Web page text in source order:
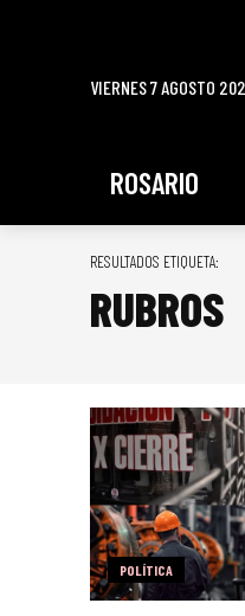
VIERNES 7 AGOSTO
ROSARIO
RESULTADOS ETIQUETA:
RUBROS
POLÍTICA